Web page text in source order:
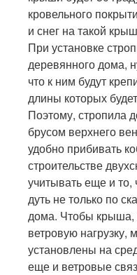
кровельного
и снег на такой
При установке
деревянного дома,
что к ним будут
длины которых
Поэтому, стропила
брусом верхнего
удобно прибивать
строительстве
учитывать еще и то,
дуть не только по
дома. Чтобы
ветровую нагрузку,
установлены на
еще и ветровые